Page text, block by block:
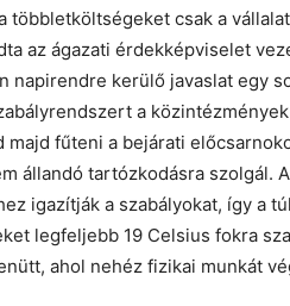
többletköltségeket csak a
az ágazati érdekképviselet
napirendre kerülő javaslat egy
a
majd fűteni a bejárati
állandó tartózkodásra szolgál.
igazítják a szabályokat, így a
legfeljebb 19 Celsius fokra
ahol nehéz fizikai munkát